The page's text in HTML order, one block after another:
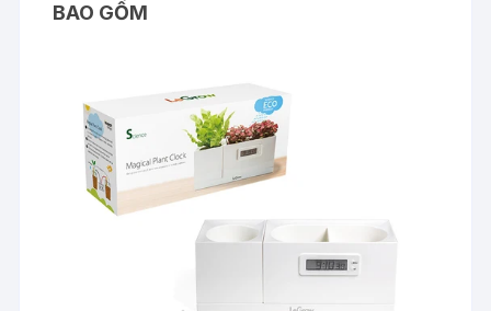
BAO GỒM